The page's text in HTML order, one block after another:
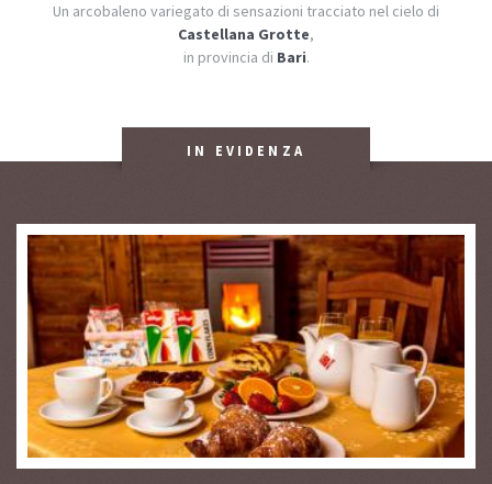
Un arcobaleno variegato di sensazioni tracciato nel cielo di
Castellana Grotte,
in provincia di Bari.
IN EVIDENZA